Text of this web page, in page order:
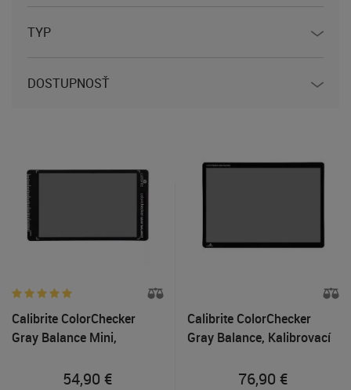
TYP
DOSTUPNOSŤ
Calibrite ColorChecker
Gray Balance Mini,
54,90 €
Calibrite ColorChecker
Gray Balance, Kalibrovací
76,90 €